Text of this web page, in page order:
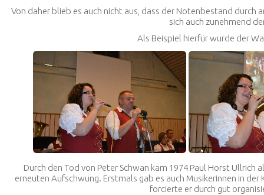
Von daher blieb es auch nicht aus, dass der Notenbestand
sich auch zunehmend
Als Beispiel hierfür wurde der
Durch den Tod von Peter Schwan kam 1974 Paul Horst Ullrich
erneuten Aufschwung. Erstmals gab es auch Musikerinnen in
forcierte er durch gut